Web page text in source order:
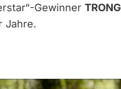
GewinnerTRONG
Jahre.